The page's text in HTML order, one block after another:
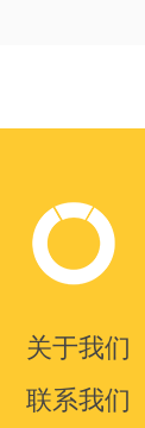
关于我们
联系我们